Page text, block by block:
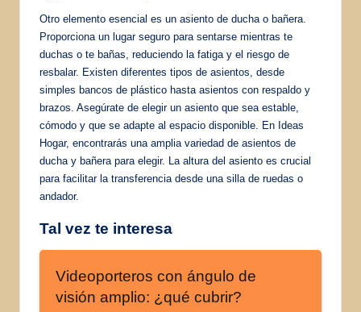
Otro elemento esencial es un asiento de ducha o bañera.
Proporciona un lugar seguro para sentarse mientras te
duchas o te bañas, reduciendo la fatiga y el riesgo de
resbalar. Existen diferentes tipos de asientos, desde
simples bancos de plástico hasta asientos con respaldo y
brazos. Asegúrate de elegir un asiento que sea estable,
cómodo y que se adapte al espacio disponible. En Ideas
Hogar, encontrarás una amplia variedad de asientos de
ducha y bañera para elegir. La altura del asiento es crucial
para facilitar la transferencia desde una silla de ruedas o
andador.
Tal vez te interesa
Videoporteros con ángulo de
visión amplio: ¿qué cubrir?